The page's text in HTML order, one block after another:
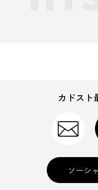
カドスト
ソーシ